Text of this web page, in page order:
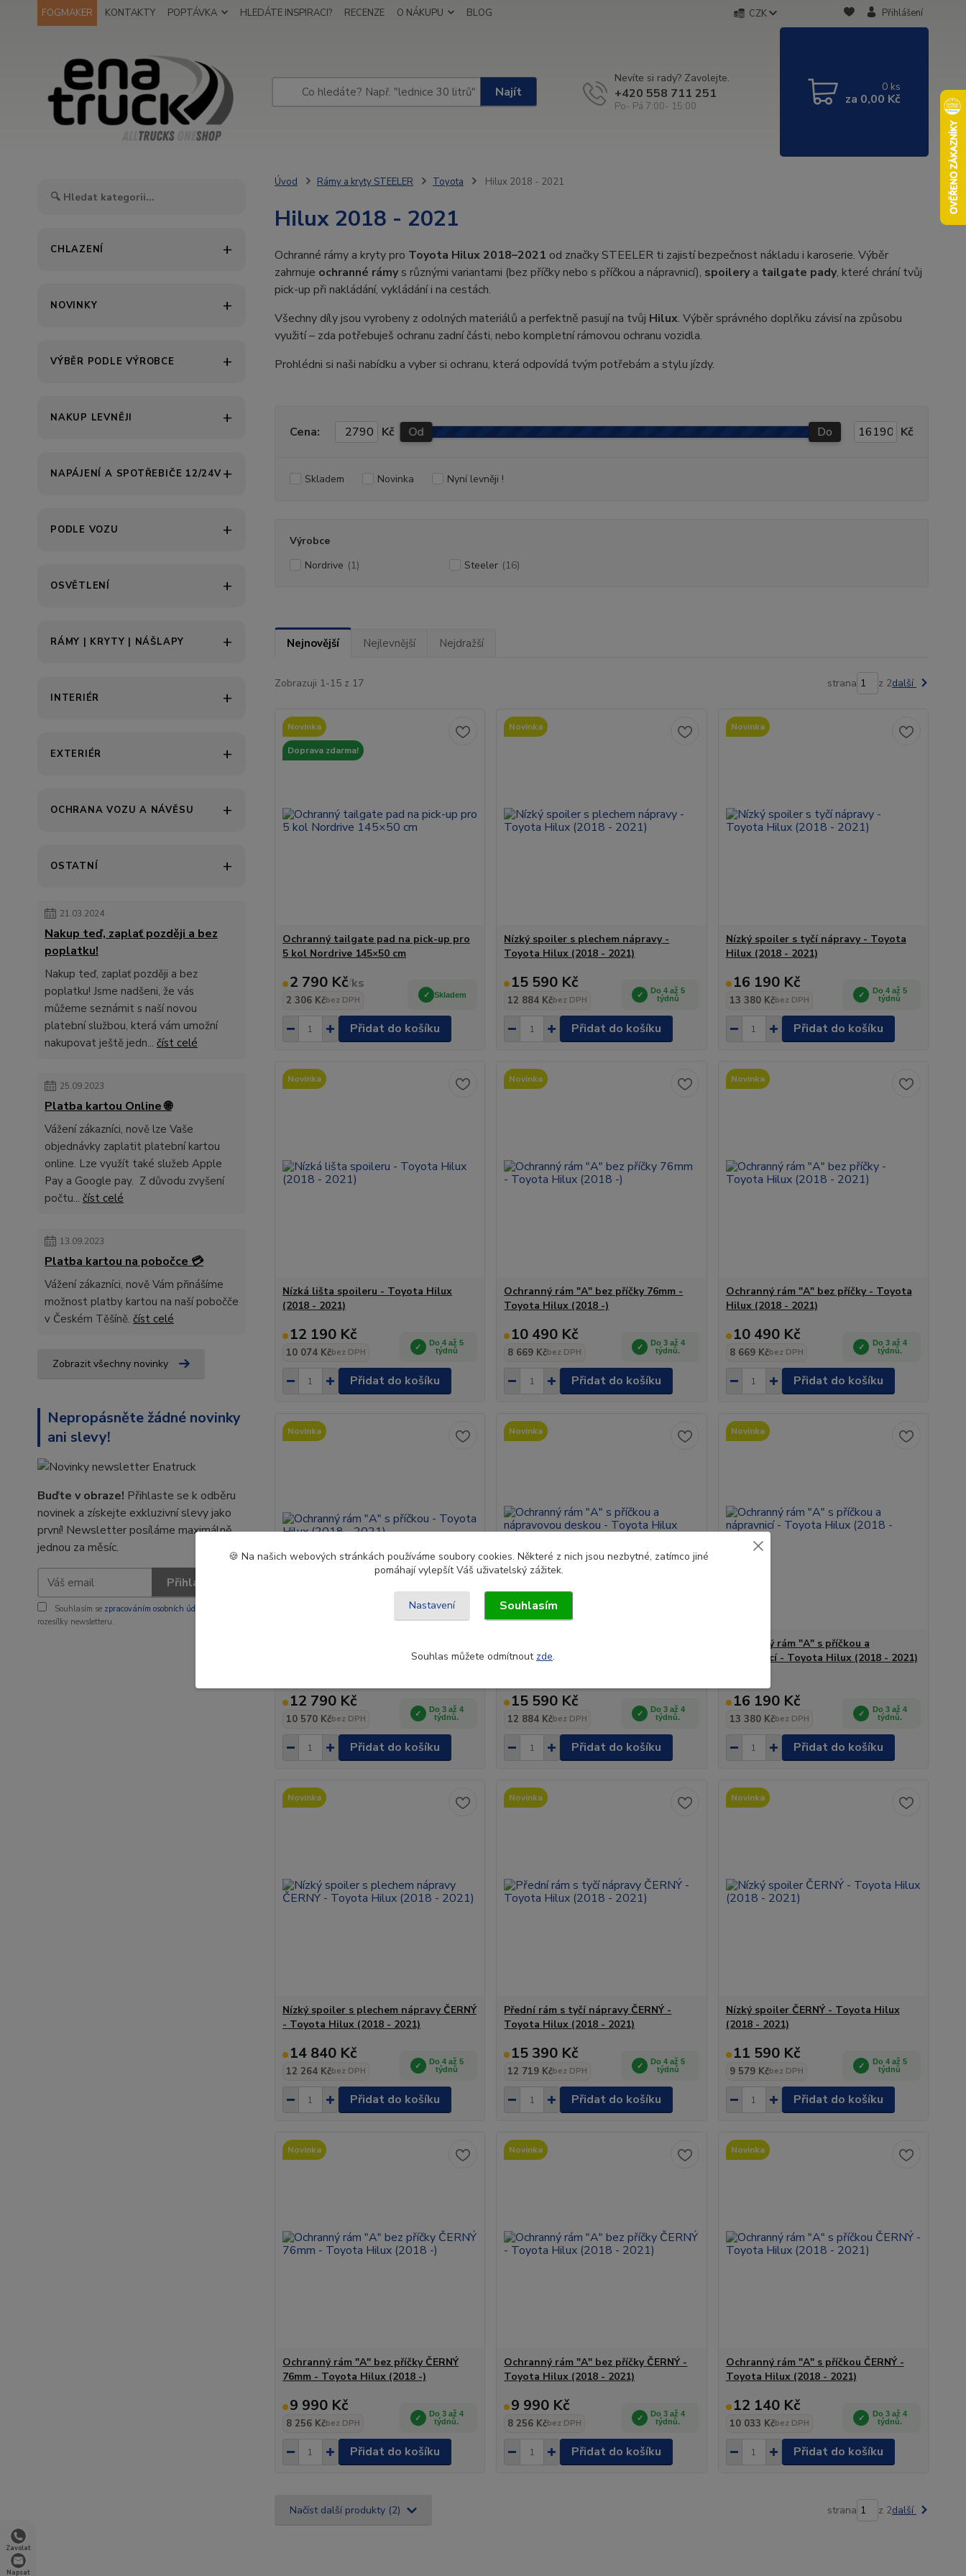
Zavolat
Napsat
FOGMAKER KONTAKTY POPTÁVKA HLEDÁTE INSPIRACI? RECENZE O NÁKUPU BLOG CZK Přihlášení
Najít
Nevíte si rady? Zavolejte.
+420 558 711 251
Po- Pá 7:00- 15:00
0 ks
za 0,00 Kč
CHLAZENÍ
NOVINKY
VÝBĚR PODLE VÝROBCE
NAKUP LEVNĚJI
NAPÁJENÍ A SPOTŘEBIČE 12/24V
PODLE VOZU
OSVĚTLENÍ
RÁMY | KRYTY | NÁŠLAPY
INTERIÉR
EXTERIÉR
OCHRANA VOZU A NÁVĚSU
OSTATNÍ
21.03.2024
Nakup teď, zaplať později a bez
poplatku!
Nakup teď, zaplať později a bez
poplatku! Jsme nadšeni, že vás
můžeme seznámit s naší novou
platební službou, která vám umožní
nakupovat ještě jedn... číst celé
25.09.2023
Platba kartou Online 🌐
Vážení zákazníci, nově lze Vaše
objednávky zaplatit platební kartou
online. Lze využít také služeb Apple
Pay a Google pay. Z důvodu zvyšení
počtu... číst celé
13.09.2023
Platba kartou na pobočce 💳
Vážení zákazníci, nově Vám přinášíme
možnost platby kartou na naší pobočče
v Českém Těšíně. číst celé
Zobrazit všechny novinky
Nepropásněte žádné novinky
ani slevy!
Buďte v obraze! Přihlaste se k odběru
novinek a získejte exkluzivní slevy jako
první! Newsletter posíláme maximálně
jednou za měsíc.
Přihlásit se
Souhlasím se zpracováním osobních údajů
rozesílky newsletteru.
Úvod Rámy a kryty STEELER Toyota Hilux 2018 - 2021
Hilux 2018 - 2021
Ochranné rámy a kryty pro Toyota Hilux 2018–2021 od značky STEELER ti zajistí bezpečnost nákladu i karoserie. Výběr
zahrnuje ochranné rámys různými variantami (bez příčky nebo s příčkou a nápravnicí), spoilerya tailgate pady, které chrání tvůj
pick-up při nakládání, vykládání i na cestách.
Všechny díly jsou vyrobeny z odolných materiálů a perfektně pasují na tvůj Hilux. Výběr správného doplňku závisí na způsobu
využití – zda potřebuješ ochranu zadní části, nebo kompletní rámovou ochranu vozidla.
Prohlédni si naši nabídku a vyber si ochranu, která odpovídá tvým potřebám a stylu jízdy.
Cena: Kč Od Do Kč
Skladem Novinka Nyní levněji !
Výrobce
Nordrive (1) Steeler (16)
Nejnovější Nejlevnější Nejdražší
Zobrazuji 1-15 z 17 strana z 2další
Novinka
Doprava zdarma!
Ochranný tailgate pad na pick-up pro
5 kol Nordrive 145×50 cm
2 790 Kč/ks
2 306 Kčbez DPH
Skladem
Přidat do košíku
Novinka
Nízký spoiler s plechem nápravy -
Toyota Hilux (2018 - 2021)
15 590 Kč
12 884 Kčbez DPH
Do 4 až 5
týdnů
Přidat do košíku
Novinka
Nízký spoiler s tyčí nápravy - Toyota
Hilux (2018 - 2021)
16 190 Kč
13 380 Kčbez DPH
Do 4 až 5
týdnů
Přidat do košíku
Novinka
Nízká lišta spoileru - Toyota Hilux
(2018 - 2021)
12 190 Kč
10 074 Kčbez DPH
Do 4 až 5
týdnů
Přidat do košíku
Novinka
Ochranný rám "A" bez příčky 76mm -
Toyota Hilux (2018 -)
10 490 Kč
8 669 Kčbez DPH
Do 3 až 4
týdnů.
Přidat do košíku
Novinka
Ochranný rám "A" bez příčky - Toyota
Hilux (2018 - 2021)
10 490 Kč
8 669 Kčbez DPH
Do 3 až 4
týdnů.
Přidat do košíku
Novinka
12 790 Kč
10 570 Kčbez DPH
Do 3 až 4
týdnů.
Přidat do košíku
Novinka
nápravovou deskou - Toyota Hilux
15 590 Kč
12 884 Kčbez DPH
Do 3 až 4
týdnů.
Přidat do košíku
Novinka
Ochranný rám "A" s příčkou a
nápravnicí - Toyota Hilux (2018 - 2021)
16 190 Kč
13 380 Kčbez DPH
Do 3 až 4
týdnů.
Přidat do košíku
Novinka
Nízký spoiler s plechem nápravy ČERNÝ
- Toyota Hilux (2018 - 2021)
14 840 Kč
12 264 Kčbez DPH
Do 4 až 5
týdnů
Přidat do košíku
Novinka
Přední rám s tyčí nápravy ČERNÝ -
Toyota Hilux (2018 - 2021)
15 390 Kč
12 719 Kčbez DPH
Do 4 až 5
týdnů
Přidat do košíku
Novinka
Nízký spoiler ČERNÝ - Toyota Hilux
(2018 - 2021)
11 590 Kč
9 579 Kčbez DPH
Do 4 až 5
týdnů
Přidat do košíku
Novinka
Ochranný rám "A" bez příčky ČERNÝ
76mm - Toyota Hilux (2018 -)
9 990 Kč
8 256 Kčbez DPH
Do 3 až 4
týdnů.
Přidat do košíku
Novinka
Ochranný rám "A" bez příčky ČERNÝ -
Toyota Hilux (2018 - 2021)
9 990 Kč
8 256 Kčbez DPH
Do 3 až 4
týdnů.
Přidat do košíku
Novinka
Ochranný rám "A" s příčkou ČERNÝ -
Toyota Hilux (2018 - 2021)
12 140 Kč
10 033 Kčbez DPH
Do 3 až 4
týdnů.
Přidat do košíku
Načíst další produkty (2) strana z 2další
🍪 Na našich webových stránkách používáme soubory cookies. Některé z nich jsou nezbytné, zatímco jiné
pomáhají vylepšít Váš uživatelský zážitek.
Nastavení Souhlasím
Souhlas můžete odmítnout zde.